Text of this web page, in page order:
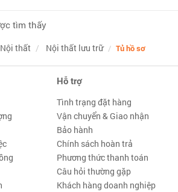
tìm thấy
Nội thất Nội thất lưu trữ Tủ hồ sơ
Hỗ trợ
Tình trạng đặt hàng
Vận chuyển & Giao nhận
Bảo hành
Chính sách hoàn trả
Phương thức thanh toán
Câu hỏi thường gặp
Khách hàng doanh nghiệp